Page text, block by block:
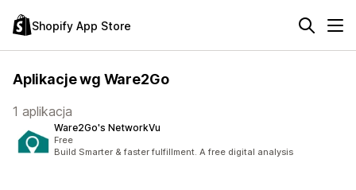
Shopify App Store
Aplikacje wg Ware2Go
1 aplikacja
Ware2Go's NetworkVu
Free
Build Smarter & faster fulfillment. A free digital analysis